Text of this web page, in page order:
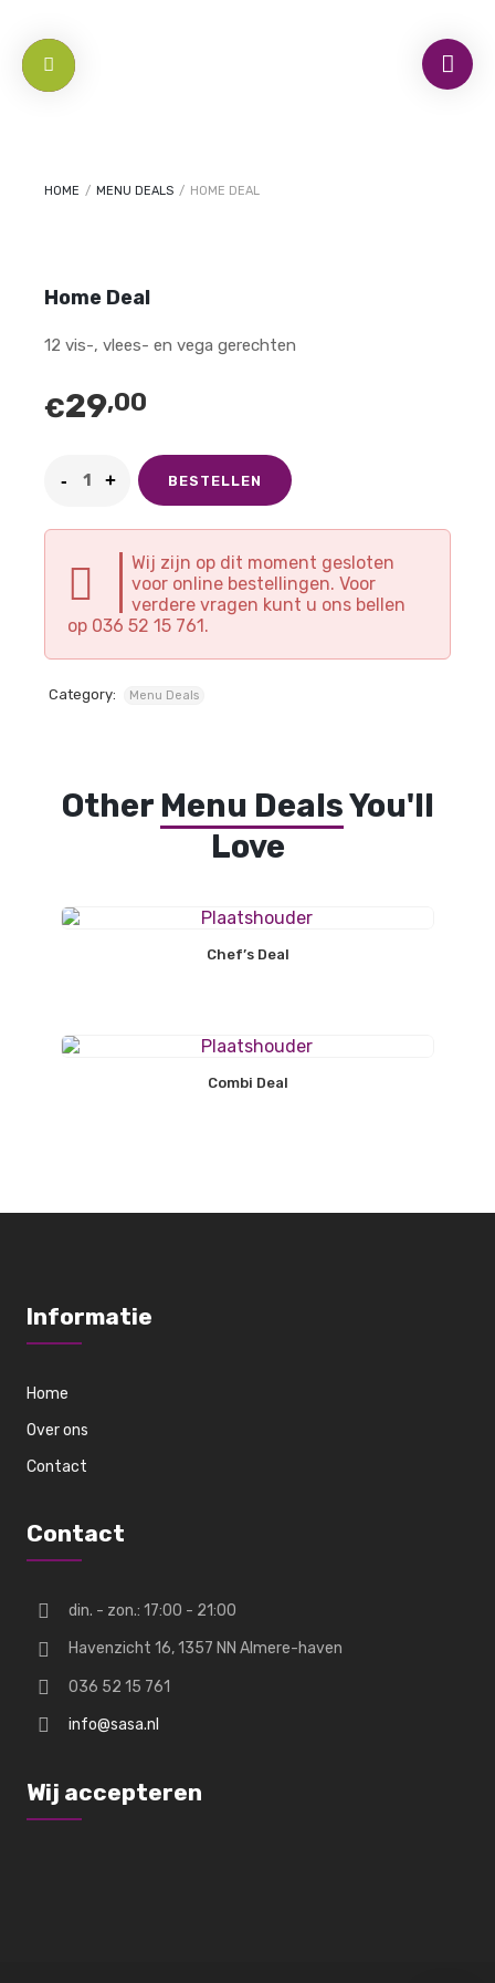
HOME / MENU DEALS / HOME DEAL
Home Deal
12 vis-, vlees- en vega gerechten
€29,00
BESTELLEN
Wij zijn op dit moment gesloten
voor online bestellingen. Voor
verdere vragen kunt u ons bellen
op 036 52 15 761.
Category: Menu Deals
Other Menu DealsYou'll
Love
Chef’s Deal
Combi Deal
Informatie
Home
Over ons
Contact
Contact
din. - zon.: 17:00 - 21:00
Havenzicht 16, 1357 NN Almere-haven
036 52 15 761
info@sasa.nl
Wij accepteren